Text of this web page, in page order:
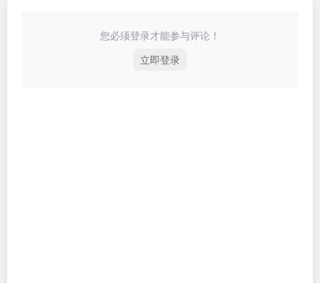
您必须登录才能参与评论！
立即登录